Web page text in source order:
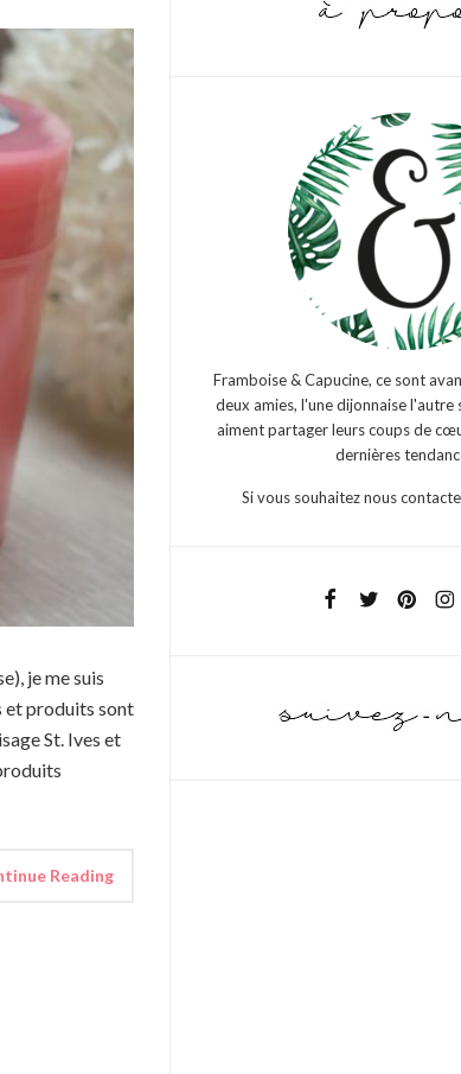
je me suis
et produits sont
St. Ives et
Reading
Framboise & Capucine, ce sont
deux amies, l'une dijonnaise
aiment partager leurs coups de
dernières
Si vous souhaitez nous